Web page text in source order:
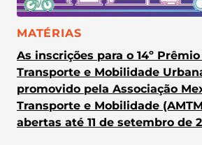
CATEGORIA:
MATÉRIAS
As inscrições para o 14º
Transporte e Mobilidade
promovido pela Associação
Transporte e Mobilidade
abertas até 11 de setembro de